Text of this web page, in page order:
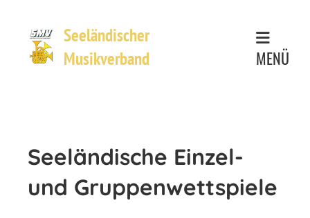
Seeländischer
Musikverband
MENÜ
Seeländische Einzel-
und Gruppenwettspiele